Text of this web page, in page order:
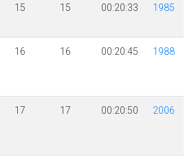
15 15 00:20:33 1985
16 16 00:20:45 1988
17 17 00:20:50 2006